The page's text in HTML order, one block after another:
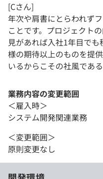
[Cさん]
年次や肩書にとらわれず
ことです。プロジェクト
見があれば入社1年目で
様の期待以上のものを提
いるからこその社風である
業務内容の変更範囲
＜雇入時＞
システム開発関連業務
＜変更範囲＞
原則変更なし